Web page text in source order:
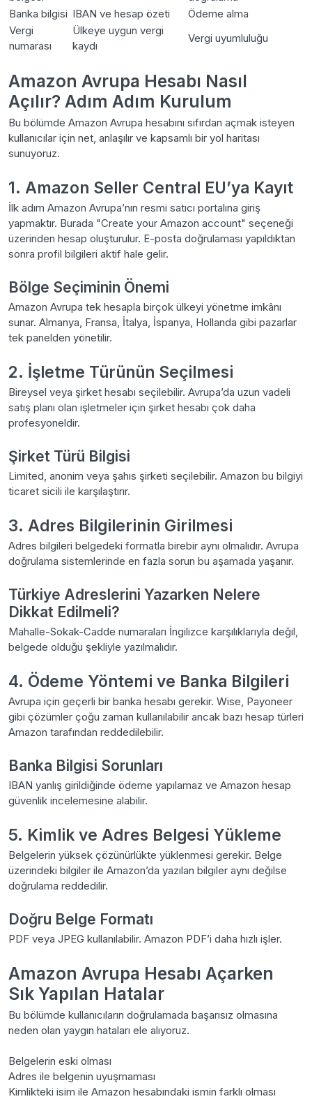
Banka bilgisi IBAN ve hesap özeti
Ödeme alma
Vergi
numarası
Ülkeye uygun vergi
kaydı
Vergi uyumluluğu
Amazon Avrupa Hesabı Nasıl
Açılır? Adım Adım Kurulum
Bu bölümde Amazon Avrupa hesabını sıfırdan açmak isteyen
kullanıcılar için net, anlaşılır ve kapsamlı bir yol haritası
sunuyoruz.
1. Amazon Seller Central EU’ya Kayıt
İlk adım Amazon Avrupa’nın resmi satıcı portalına giriş
yapmaktır. Burada "Create your Amazon account" seçeneği
üzerinden hesap oluşturulur. E-posta doğrulaması yapıldıktan
sonra profil bilgileri aktif hale gelir.
Bölge Seçiminin Önemi
Amazon Avrupa tek hesapla birçok ülkeyi yönetme imkânı
sunar. Almanya, Fransa, İtalya, İspanya, Hollanda gibi pazarlar
tek panelden yönetilir.
2. İşletme Türünün Seçilmesi
Bireysel veya şirket hesabı seçilebilir. Avrupa’da uzun vadeli
satış planı olan işletmeler için şirket hesabı çok daha
profesyoneldir.
Şirket Türü Bilgisi
Limited, anonim veya şahıs şirketi seçilebilir. Amazon bu bilgiyi
ticaret sicili ile karşılaştırır.
3. Adres Bilgilerinin Girilmesi
Adres bilgileri belgedeki formatla birebir aynı olmalıdır. Avrupa
doğrulama sistemlerinde en fazla sorun bu aşamada yaşanır.
Türkiye Adreslerini Yazarken Nelere
Dikkat Edilmeli?
Mahalle-Sokak-Cadde numaraları İngilizce karşılıklarıyla değil,
belgede olduğu şekliyle yazılmalıdır.
4. Ödeme Yöntemi ve Banka Bilgileri
Avrupa için geçerli bir banka hesabı gerekir. Wise, Payoneer
gibi çözümler çoğu zaman kullanılabilir ancak bazı hesap türleri
Amazon tarafından reddedilebilir.
Banka Bilgisi Sorunları
IBAN yanlış girildiğinde ödeme yapılamaz ve Amazon hesap
güvenlik incelemesine alabilir.
5. Kimlik ve Adres Belgesi Yükleme
Belgelerin yüksek çözünürlükte yüklenmesi gerekir. Belge
üzerindeki bilgiler ile Amazon’da yazılan bilgiler aynı değilse
doğrulama reddedilir.
Doğru Belge Formatı
PDF veya JPEG kullanılabilir. Amazon PDF’i daha hızlı işler.
Amazon Avrupa Hesabı Açarken
Sık Yapılan Hatalar
Bu bölümde kullanıcıların doğrulamada başarısız olmasına
neden olan yaygın hataları ele alıyoruz.
Belgelerin eski olması
Adres ile belgenin uyuşmaması
Kimlikteki isim ile Amazon hesabındaki ismin farklı olması